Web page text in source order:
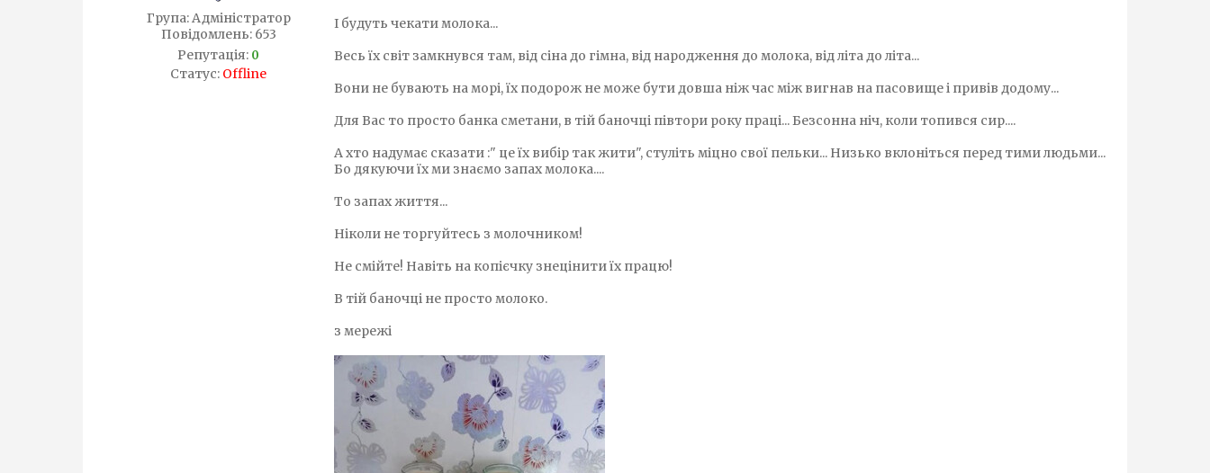
Група: Адміністратор
Повідомлень: 653
Репутація: 0
Статус: Offline
І будуть чекати молока...
Весь їх світ замкнувся там, від сіна до гімна, від народження до молока, від літа до літа...
Вони не бувають на морі, їх подорож не може бути довша ніж час між вигнав на пасовище і привів додому...
Для Вас то просто банка сметани, в тій баночці півтори року праці... Безсонна ніч, коли топився сир....
А хто надумає сказати :" це їх вибір так жити", стуліть міцно свої пельки... Низько вклоніться перед тими людьми...
Бо дякуючи їх ми знаємо запах молока....
То запах життя...
Ніколи не торгуйтесь з молочником!
Не смійте! Навіть на копієчку знецінити їх працю!
В тій баночці не просто молоко.
з мережі